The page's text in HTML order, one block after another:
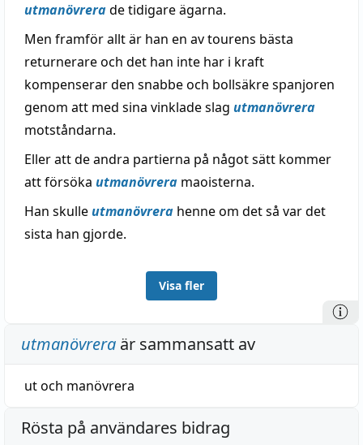
utmanövrerade tidigare ägarna.
Men framför allt är han en av tourens bästa
returnerare och det han inte har i kraft
kompenserar den snabbe och bollsäkre spanjoren
genom att med sina vinklade slag utmanövrera
motståndarna.
Eller att de andra partierna på något sätt kommer
att försöka utmanövrera maoisterna.
Han skulleutmanövrera henne om det så var det
sista han gjorde.
Visa fler
utmanövrera är sammansatt av
utoch manövrera
Rösta på användares bidrag